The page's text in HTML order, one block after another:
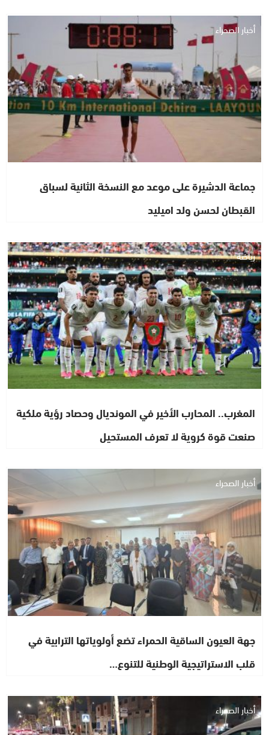
أخبار الصحراء
جماعة الدشيرة على موعد مع النسخة الثانية لسباق
القبطان لحسن ولد اميليد
رياضة
المغرب.. المحارب الأخير في المونديال وحصاد رؤية ملكية
صنعت قوة كروية لا تعرف المستحيل
أخبار الصحراء
جهة العيون الساقية الحمراء تضع أولوياتها الترابية في
قلب الاستراتيجية الوطنية للتنوع…
أخبار الصحراء